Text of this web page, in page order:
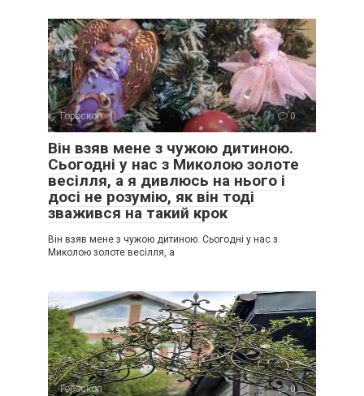
Гороскоп 0
Він взяв мене з чужою дитиною.
Сьогодні у нас з Миколою золоте
весілля, а я дивлюсь на нього і
досі не розумію, як він тоді
зважився на такий крок
Він взяв мене з чужою дитиною. Сьогодні у нас з
Миколою золоте весілля, а
Гороскоп 0